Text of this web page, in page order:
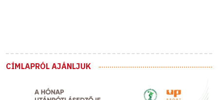
CÍMLAPRÓL AJÁNLJUK